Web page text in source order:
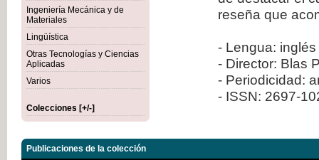
Ingeniería Mecánica y de
Materiales
Lingüística
Otras Tecnologías y Ciencias
Aplicadas
Varios
Colecciones [+/-]
reseña que
- Lengua:
- Director: Blas
- Periodicidad:
- ISSN: 2697-
Publicaciones de la colección